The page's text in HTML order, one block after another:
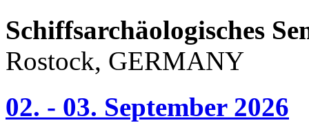
Schiffsarchäologisches
Rostock, GERMANY
02. - 03. September 2026